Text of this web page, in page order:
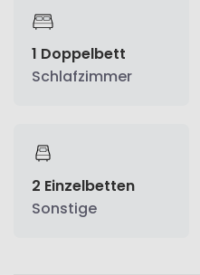
1 Doppelbett
Schlafzimmer
2 Einzelbetten
Sonstige